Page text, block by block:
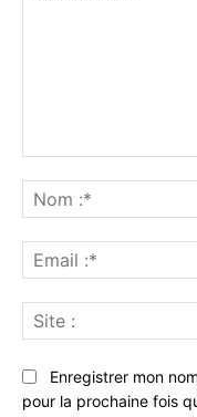
Enregistrer mon
pour la prochaine fois